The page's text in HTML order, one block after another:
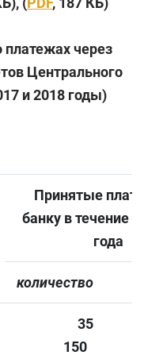
платежах через
Центрального
и 2018 годы)
Принятые
банку в течение
года
количество
35
150